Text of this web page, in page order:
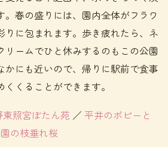
春の盛りには、園内全体がフラワ
りに包まれます。歩き疲れたら、ネ
リームでひと休みするのもこの公園
かにも近いので、帰りに駅前で食事
くることができます。
東照宮ぼたん苑 ／ 平井のポピーと
の枝垂れ桜